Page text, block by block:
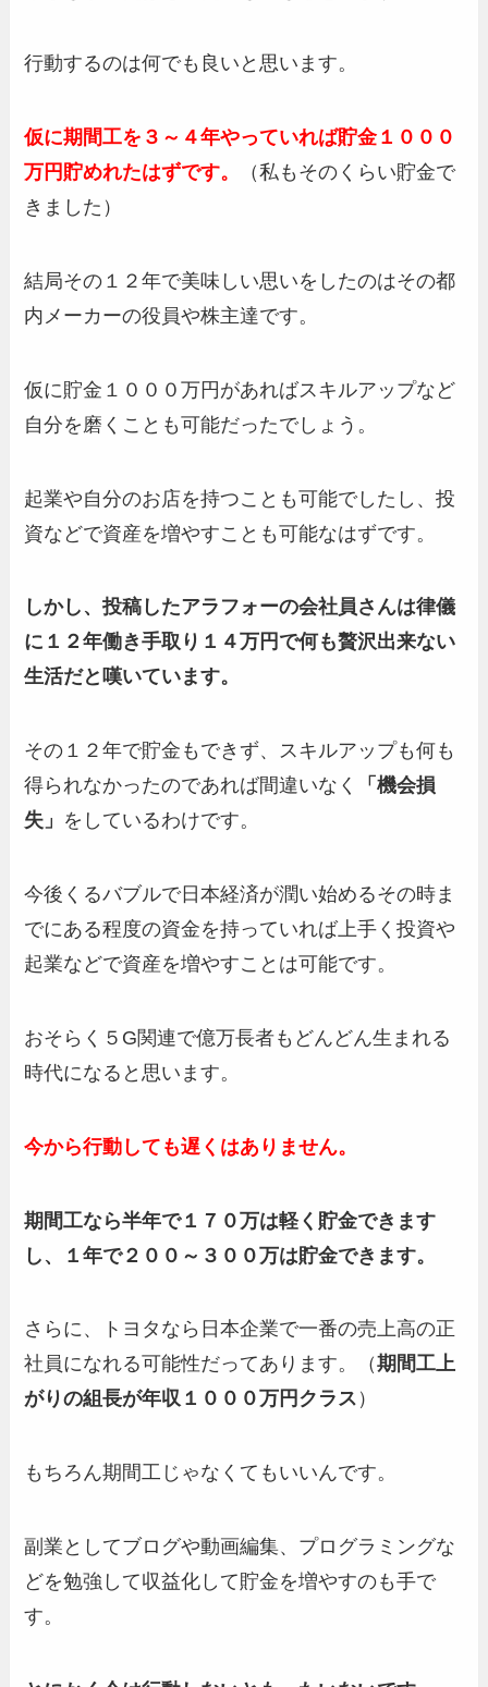
行動するのは何でも良いと思います。
仮に期間工を３～４年やっていれば貯金１０００
万円貯めれたはずです。
（私もそのくらい貯金で
きました）
結局その１２年で美味しい思いをしたのはその都
内メーカーの役員や株主達です。
仮に貯金１０００万円があればスキルアップなど
自分を磨くことも可能だったでしょう。
起業や自分のお店を持つことも可能でしたし、投
資などで資産を増やすことも可能なはずです。
しかし、投稿したアラフォーの会社員さんは律儀
に１２年働き手取り１４万円で何も贅沢出来ない
生活だと嘆いています。
その１２年で貯金もできず、スキルアップも何も
得られなかったのであれば間違いなく
「機会損
失」 をしているわけです。
今後くるバブルで日本経済が潤い始めるその時ま
でにある程度の資金を持っていれば上手く投資や
起業などで資産を増やすことは可能です。
おそらく５G関連で億万長者もどんどん生まれる
時代になると思います。
今から行動しても遅くはありません。
期間工なら半年で１７０万は軽く貯金できます
し、１年で２００～３００万は貯金できます。
さらに、トヨタなら日本企業で一番の売上高の正
社員になれる可能性だってあります。（期間工上
がりの組長が年収１０００万円クラス ）
もちろん期間工じゃなくてもいいんです。
副業としてブログや動画編集、プログラミングな
どを勉強して収益化して貯金を増やすのも手で
す。